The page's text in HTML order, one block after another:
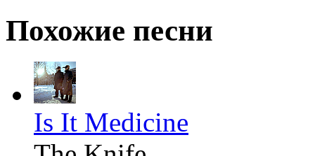
Похожие песни
Is It Medicine